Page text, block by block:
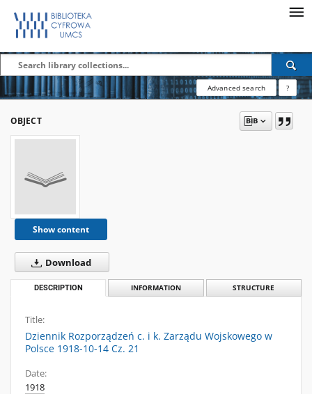
Advanced search ?
OBJECT
Show content
Download
DESCRIPTION INFORMATION STRUCTURE
Title:
Dziennik Rozporządzeń c. i k. Zarządu Wojskowego w
Polsce 1918-10-14 Cz. 21
Date:
1918